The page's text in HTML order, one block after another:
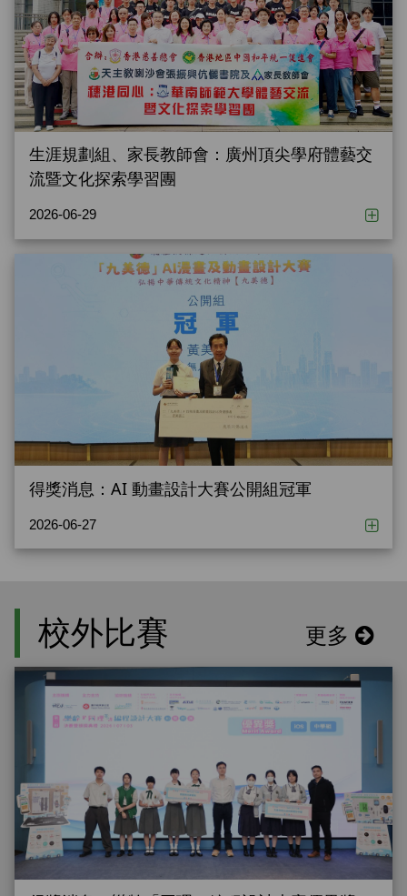
生涯規劃組、家長教師會：廣州頂尖學府體藝交
流暨文化探索學習團
2026-06-29
得獎消息：AI 動畫設計大賽公開組冠軍
2026-06-27
校外比賽 更多